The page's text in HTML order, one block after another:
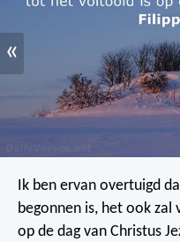
«
Ik ben ervan overtuigd
begonnen is, het ook
op de dag van Christus